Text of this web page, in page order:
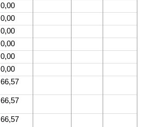
0,00
0,00
0,00
0,00
0,00
0,00
66,57
66,57
66,57